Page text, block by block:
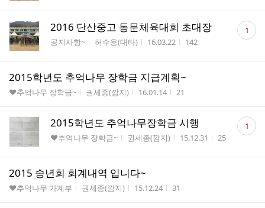
2016 단산중고 동문체육대회 초대장
게시판명
공지사항~ 작성자
허수용(대타) 작성시간
16.03.22 조회수
142
댓
글 1
2015학년도 추억나무 장학금 지급계획~
게시판명
♥추억나무 장학금~ 작성자
권세종(깜지) 작성시간
16.01.14 조회수
21
2015학년도 추억나무장학금 시행
게시판명
♥추억나무 장학금~ 작성자
권세종(깜지) 작성시간
15.12.31 조회수
25
댓
글 1
2015 송년회 회계내역 입니다~
게시판명
♥추억나무 가계부 작성자
권세종(깜지) 작성시간
15.12.24 조회수
31